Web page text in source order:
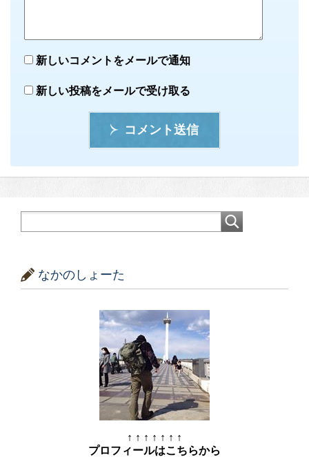
新しいコメントをメールで通知
新しい投稿をメールで受け取る
コメント送信
なかのしょーた
↑ ↑ ↑ ↑ ↑ ↑ ↑
プロフィールはこちらから